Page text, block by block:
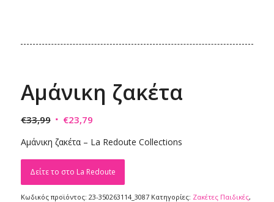
Αμάνικη ζακέτα
€33,99 Original
was:
€33,99.
€23,79Η
τιμή
είναι:
€23,79.
Αμάνικη ζακέτα – La Redoute Collections
Δείτε το στο La Redoute
Κωδικός προϊόντος: 23-350263114_3087 Κατηγορίες: Ζακέτες Παιδικές,